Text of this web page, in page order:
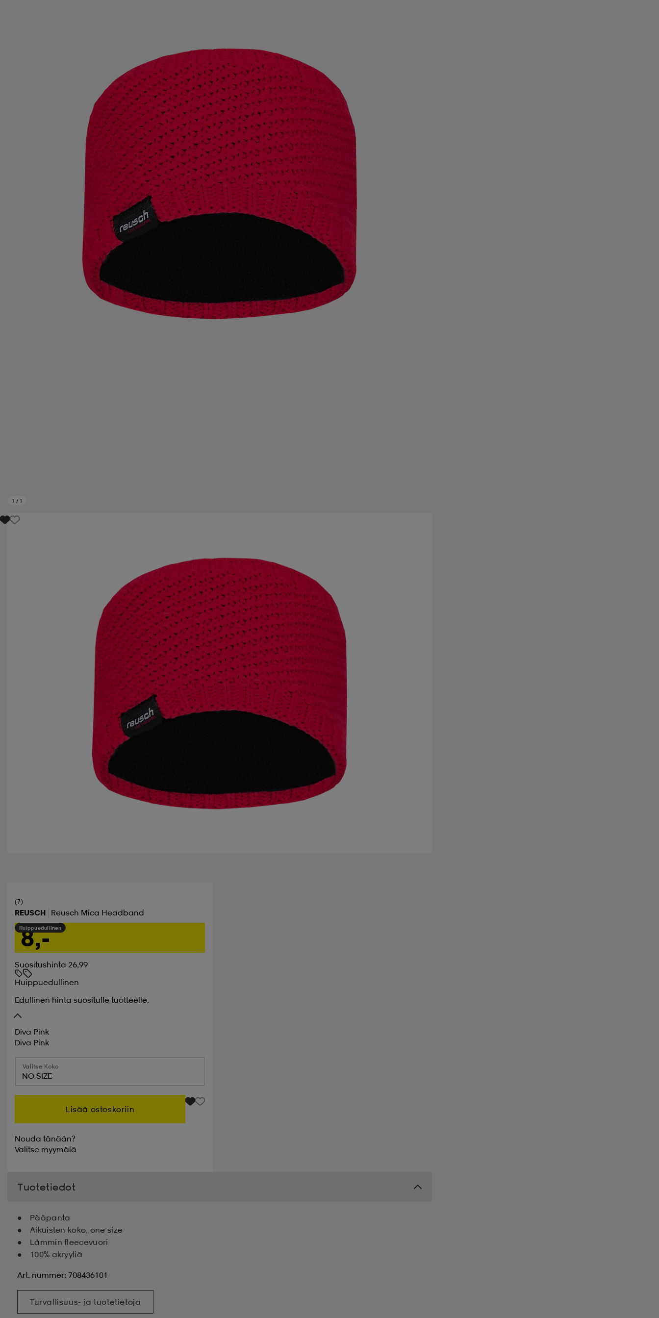
1 / 1
(7)
REUSCH Reusch Mica Headband
Huippuedullinen
8,-
Suositushinta 26,99
Huippuedullinen
Edullinen hinta suositulle tuotteelle.
Diva Pink
Diva Pink
Valitse Koko
NO SIZE
Lisää ostoskoriin
Nouda tänään?
Valitse myymälä
Tuotetiedot
Pääpanta
Aikuisten koko, one size
Lämmin fleecevuori
100% akryyliä
Art. nummer: 708436101
Turvallisuus- ja tuotetietoja